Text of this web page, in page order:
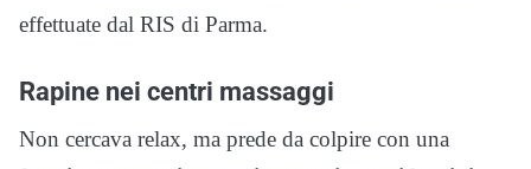
effettuate dal RIS di Parma.
Rapine nei centri massaggi
Non cercava relax, ma prede da colpire con una